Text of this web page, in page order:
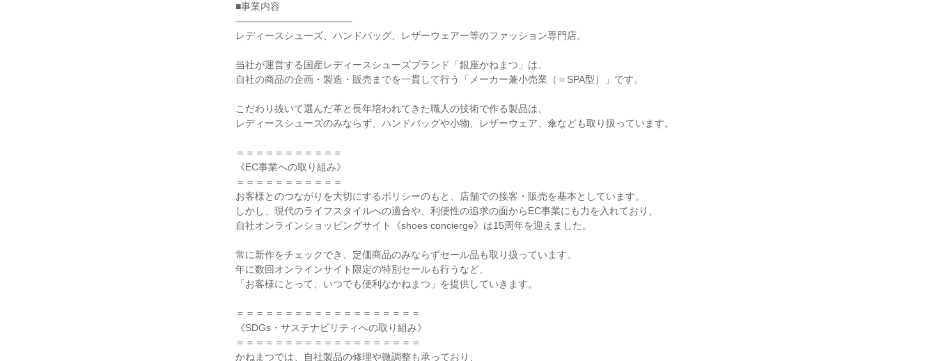
■事業内容
――――――――――――
レディースシューズ、ハンドバッグ、レザーウェアー等のファッション専門店。
当社が運営する国産レディースシューズブランド「銀座かねまつ」は、
自社の商品の企画・製造・販売までを一貫して行う「メーカー兼小売業（＝SPA型）」です。
こだわり抜いて選んだ革と長年培われてきた職人の技術で作る製品は、
レディースシューズのみならず、ハンドバッグや小物、レザーウェア、傘なども取り扱っています。
＝＝＝＝＝＝＝＝＝＝＝
《EC事業への取り組み》
＝＝＝＝＝＝＝＝＝＝＝
お客様とのつながりを大切にするポリシーのもと、店舗での接客・販売を基本としています。
しかし、現代のライフスタイルへの適合や、利便性の追求の面からEC事業にも力を入れており、
自社オンラインショッピングサイト《shoes concierge》は15周年を迎えました。
常に新作をチェックでき、定価商品のみならずセール品も取り扱っています。
年に数回オンラインサイト限定の特別セールも行うなど、
「お客様にとって、いつでも便利なかねまつ」を提供していきます。
＝＝＝＝＝＝＝＝＝＝＝＝＝＝＝＝＝＝＝
《SDGs・サステナビリティへの取り組み》
＝＝＝＝＝＝＝＝＝＝＝＝＝＝＝＝＝＝＝
かねまつでは、自社製品の修理や微調整も承っており、